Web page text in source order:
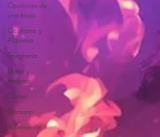
Opiniones de
una bruja
Ocultismo y
Alquimia
Stregheria
Libros y
terapias
Códex
Grimorio
Adivinación